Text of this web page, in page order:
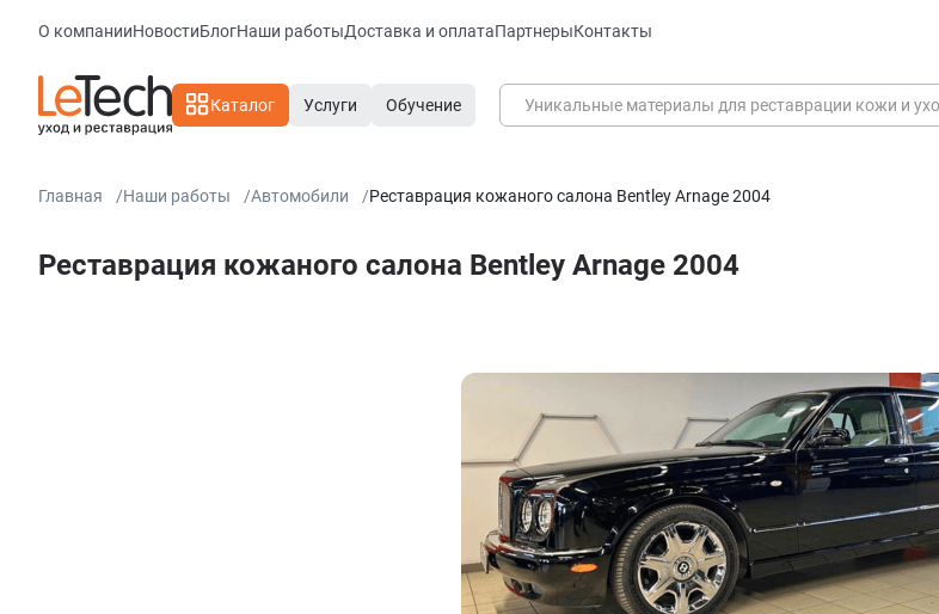
О компанииНовостиБлогНаши работыДоставка и оплатаПартнерыКонтакты
Каталог Услуги Обучение
Главная Наши работы Автомобили Реставрация кожаного салона Bentley Arnage 2004
Реставрация кожаного салона Bentley Arnage 2004